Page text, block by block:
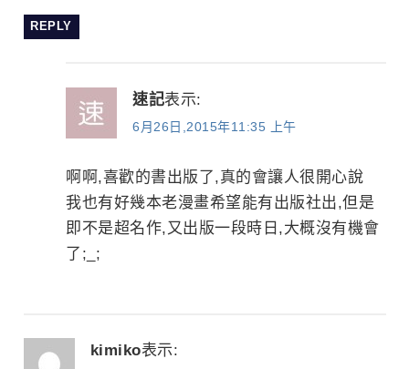
REPLY
速記表示:
6月26日,2015年11:35 上午
啊啊,喜歡的書出版了,真的會讓人很開心說
我也有好幾本老漫畫希望能有出版社出,但是
即不是超名作,又出版一段時日,大概沒有機會
了;_;
kimiko表示: